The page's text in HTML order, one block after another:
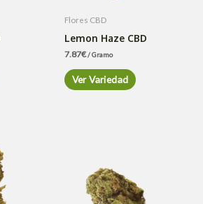
Flores CBD
Lemon Haze CBD
7.87€/ Gramo
Ver Variedad